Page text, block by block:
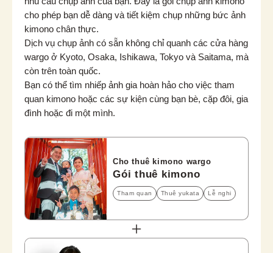
cho phép bạn dễ dàng và tiết kiệm chụp những bức ảnh
kimono chân thực.
Dịch vụ chụp ảnh có sẵn không chỉ quanh các cửa hàng
wargo ở Kyoto, Osaka, Ishikawa, Tokyo và Saitama, mà
còn trên toàn quốc.
Bạn có thể tìm nhiếp ảnh gia hoàn hảo cho việc tham
quan kimono hoặc các sự kiện cùng bạn bè, cặp đôi, gia
đình hoặc đi một mình.
Cho thuê kimono wargo
Gói thuê kimono
Tham quan Thuê yukata Lễ nghi